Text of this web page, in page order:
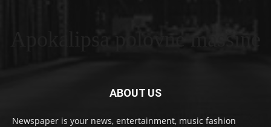
Apokalipsa polovne masšine
ABOUT US
Newspaper is your news, entertainment, music fashion